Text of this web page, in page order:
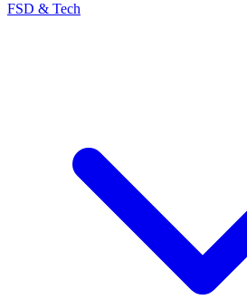
FSD & Tech